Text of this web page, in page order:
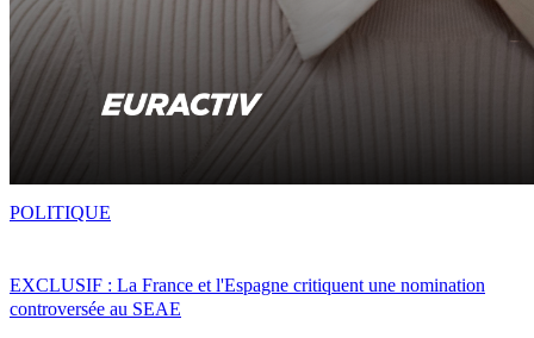
EXCLUSIF : La France et l'Espagne critiquent une nomination
controversée au SEAE
POLITIQUE